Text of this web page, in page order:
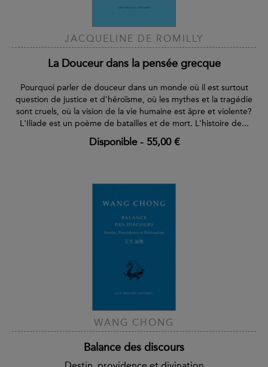
JACQUELINE DE ROMILLY
La Douceur dans la pensée grecque
Pourquoi parler de douceur dans un monde où il est surtout
question de justice et d'héroïsme, où les mythes et la tragédie
sont cruels, où la vision de la vie humaine est âpre et violente?
L'Iliade est un poème de batailles et de mort. L'histoire de...
Disponible- 55,00 €
WANG CHONG
Balance des discours